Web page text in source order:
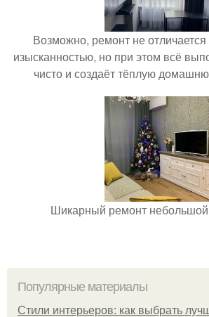
Возможно, ремонт не отличается
изысканностью, но при этом всё
чисто и создаёт тёплую
Шикарный ремонт
Популярные материалы
Стили интерьеров: как выбрать